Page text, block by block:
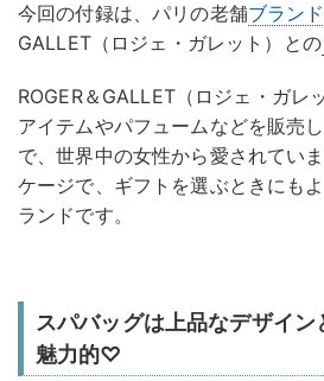
今回の付録は、パリの老舗ブランド
GALLET（ロジェ・ガレット）との
ROGER＆GALLET（ロジェ・ガレ
アイテムやパフュームなどを販売
で、世界中の女性から愛されてい
ケージで、ギフトを選ぶときにも
ランドです。
スパバッグは上品なデザイ
魅力的♡